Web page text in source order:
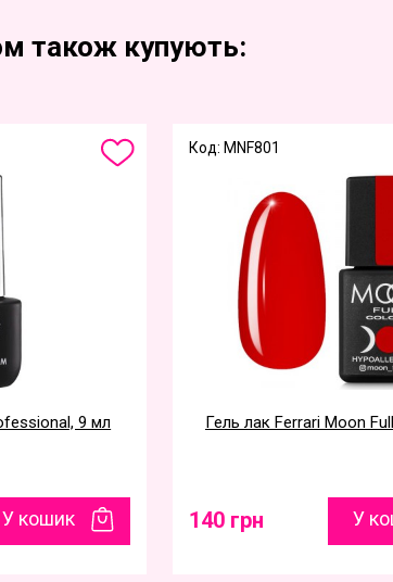
також купують:
9 мл
У кошик
Код: MNF801
Гель лак Ferrari Moon
140 грн У